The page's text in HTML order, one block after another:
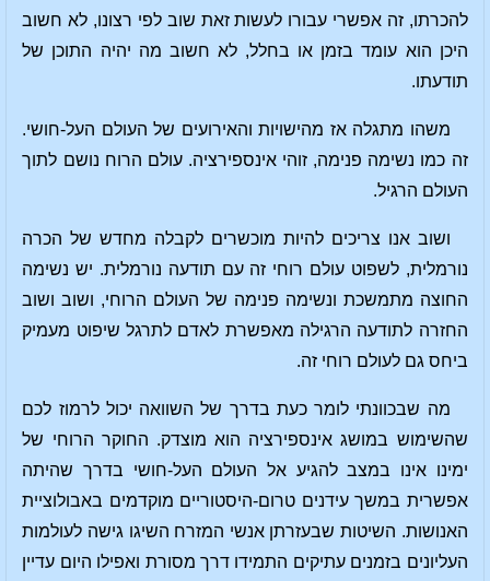
להכרתו, זה אפשרי עבורו לעשות זאת שוב לפי רצונו, לא חשוב
היכן הוא עומד בזמן או בחלל, לא חשוב מה יהיה התוכן של
תודעתו.
משהו מתגלה אז מהישויות והאירועים של העולם העל-חושי.
זה כמו נשימה פנימה, זוהי אינספירציה. עולם הרוח נושם לתוך
העולם הרגיל.
ושוב אנו צריכים להיות מוכשרים לקבלה מחדש של הכרה
נורמלית, לשפוט עולם רוחי זה עם תודעה נורמלית. יש נשימה
החוצה מתמשכת ונשימה פנימה של העולם הרוחי, ושוב ושוב
החזרה לתודעה הרגילה מאפשרת לאדם לתרגל שיפוט מעמיק
ביחס גם לעולם רוחי זה.
מה שבכוונתי לומר כעת בדרך של השוואה יכול לרמוז לכם
שהשימוש במושג אינספירציה הוא מוצדק. החוקר הרוחי של
ימינו אינו במצב להגיע אל העולם העל-חושי בדרך שהיתה
אפשרית במשך עידנים טרום-היסטוריים מוקדמים באבולוציית
האנושות. השיטות שבעזרתן אנשי המזרח השיגו גישה לעולמות
העליונים בזמנים עתיקים התמידו דרך מסורת ואפילו היום עדיין